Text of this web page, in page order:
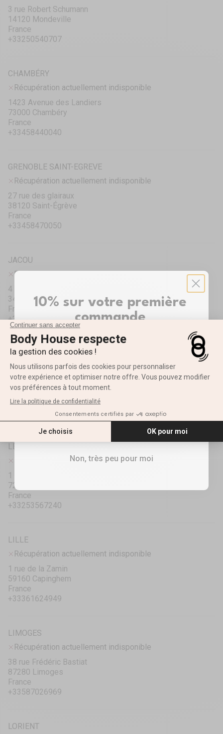
3 rue Robert Schumann
14120 Mondeville
France
+33250540707
CHAMBÉRY
Récupération actuellement indisponible
1423 Avenue des Landiers
73000 Chambéry
France
+33458440040
GRENOBLE SAINT-EGREVE
Récupération actuellement indisponible
27 rue des glairaux
38120 Saint-Égrève
France
+33458470050
JACOU
Récupération actuellement indisponible
4 Rue Louis Bréguet
34830 Jacou
France
+33448190297
LA ROCHELLE
Récupération actuellement indisponible
ZAC des Ormeaux
17690 Angoulins
France
+33586107040
LE MANS
Récupération actuellement indisponible
1 rue des Frères Voisin
72000 Le Mans
France
+33253567240
LILLE
Récupération actuellement indisponible
1 rue de la Zamin
59160 Capinghem
France
+33361624949
LIMOGES
Récupération actuellement indisponible
38 rue Frédéric Bastiat
87280 Limoges
France
+33587026969
LORIENT
10% sur votre première
commande
Inscrivez-vous pour recevoir votre réduction ✨
Prénom
E-mail
RECEVOIR MES 10%
Non, très peu pour moi